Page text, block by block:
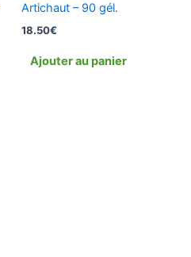
Artichaut – 90 gél.
18.50€
Ajouter au panier